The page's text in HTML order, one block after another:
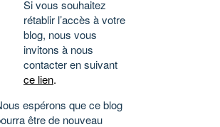
Si vous souhaitez
rétablir l’accès à votre
blog, nous vous
invitons à nous
contacter en suivant
ce lien.
espérons que ce blog
être de nouveau